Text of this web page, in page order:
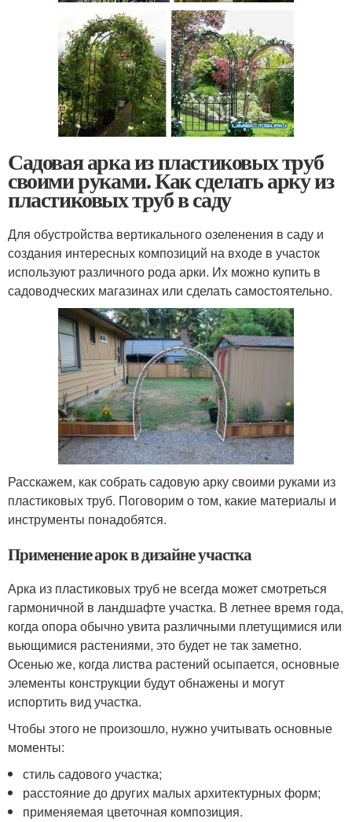
Садовая арка из пластиковых труб
своими руками. Как сделать арку из
пластиковых труб в саду
Для обустройства вертикального озеленения в саду и
создания интересных композиций на входе в участок
используют различного рода арки. Их можно купить в
садоводческих магазинах или сделать самостоятельно.
Расскажем, как собрать садовую арку своими руками из
пластиковых труб. Поговорим о том, какие материалы и
инструменты понадобятся.
Применение арок в дизайне участка
Арка из пластиковых труб не всегда может смотреться
гармоничной в ландшафте участка. В летнее время года,
когда опора обычно увита различными плетущимися или
вьющимися растениями, это будет не так заметно.
Осенью же, когда листва растений осыпается, основные
элементы конструкции будут обнажены и могут
испортить вид участка.
Чтобы этого не произошло, нужно учитывать основные
моменты:
стиль садового участка;
расстояние до других малых архитектурных форм;
применяемая цветочная композиция.